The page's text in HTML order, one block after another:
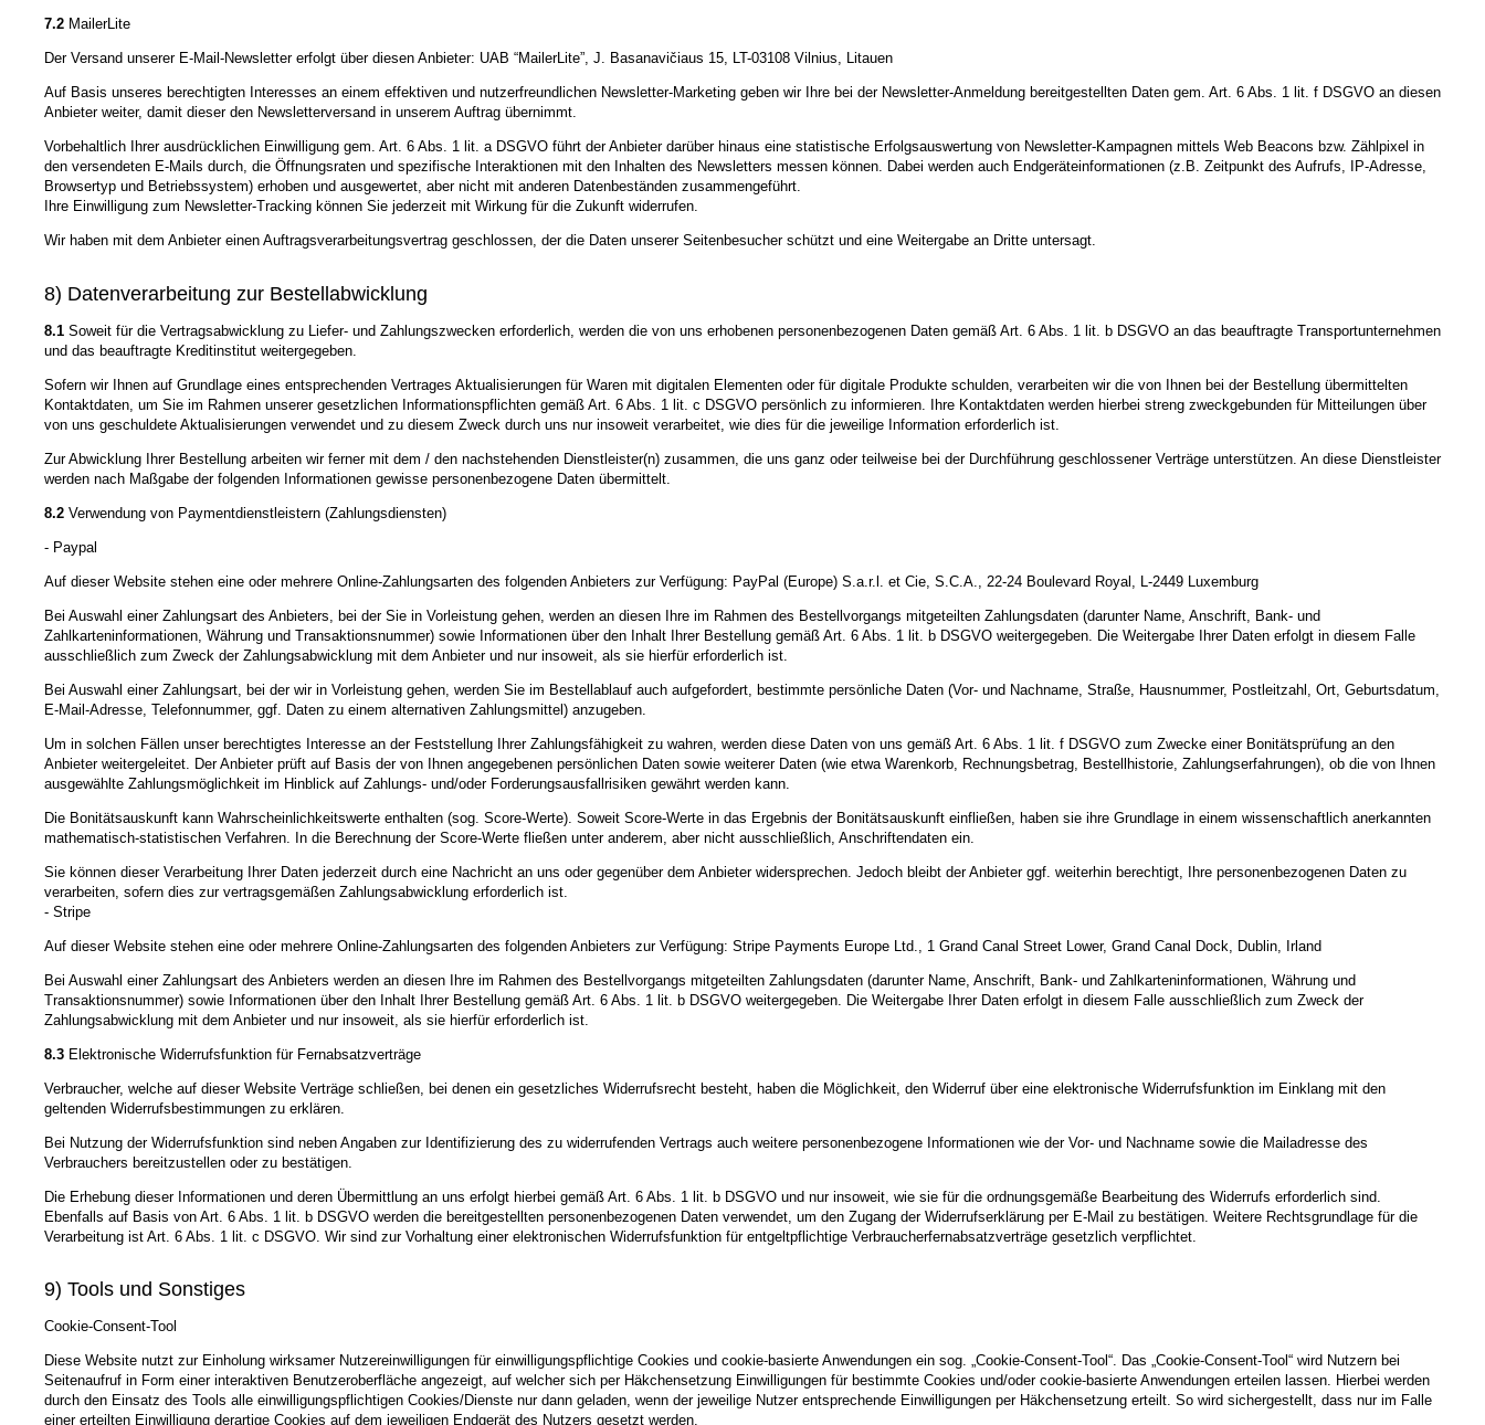
7.2 MailerLite
Der Versand unserer E-Mail-Newsletter erfolgt über diesen Anbieter: UAB “MailerLite”, J. Basanavičiaus 15, LT-03108 Vilnius, Litauen
Auf Basis unseres berechtigten Interesses an einem effektiven und nutzerfreundlichen Newsletter-Marketing geben wir Ihre bei der Newsletter-Anmeldung bereitgestellten Daten gem. Art. 6 Abs. 1 lit. f DSGVO an diesen
Anbieter weiter, damit dieser den Newsletterversand in unserem Auftrag übernimmt.
Vorbehaltlich Ihrer ausdrücklichen Einwilligung gem. Art. 6 Abs. 1 lit. a DSGVO führt der Anbieter darüber hinaus eine statistische Erfolgsauswertung von Newsletter-Kampagnen mittels Web Beacons bzw. Zählpixel in
den versendeten E-Mails durch, die Öffnungsraten und spezifische Interaktionen mit den Inhalten des Newsletters messen können. Dabei werden auch Endgeräteinformationen (z.B. Zeitpunkt des Aufrufs, IP-Adresse,
Browsertyp und Betriebssystem) erhoben und ausgewertet, aber nicht mit anderen Datenbeständen zusammengeführt.
Ihre Einwilligung zum Newsletter-Tracking können Sie jederzeit mit Wirkung für die Zukunft widerrufen.
Wir haben mit dem Anbieter einen Auftragsverarbeitungsvertrag geschlossen, der die Daten unserer Seitenbesucher schützt und eine Weitergabe an Dritte untersagt.
8) Datenverarbeitung zur Bestellabwicklung
8.1 Soweit für die Vertragsabwicklung zu Liefer- und Zahlungszwecken erforderlich, werden die von uns erhobenen personenbezogenen Daten gemäß Art. 6 Abs. 1 lit. b DSGVO an das beauftragte Transportunternehmen
und das beauftragte Kreditinstitut weitergegeben.
Sofern wir Ihnen auf Grundlage eines entsprechenden Vertrages Aktualisierungen für Waren mit digitalen Elementen oder für digitale Produkte schulden, verarbeiten wir die von Ihnen bei der Bestellung übermittelten
Kontaktdaten, um Sie im Rahmen unserer gesetzlichen Informationspflichten gemäß Art. 6 Abs. 1 lit. c DSGVO persönlich zu informieren. Ihre Kontaktdaten werden hierbei streng zweckgebunden für Mitteilungen über
von uns geschuldete Aktualisierungen verwendet und zu diesem Zweck durch uns nur insoweit verarbeitet, wie dies für die jeweilige Information erforderlich ist.
Zur Abwicklung Ihrer Bestellung arbeiten wir ferner mit dem / den nachstehenden Dienstleister(n) zusammen, die uns ganz oder teilweise bei der Durchführung geschlossener Verträge unterstützen. An diese Dienstleister
werden nach Maßgabe der folgenden Informationen gewisse personenbezogene Daten übermittelt.
8.2 Verwendung von Paymentdienstleistern (Zahlungsdiensten)
- Paypal
Auf dieser Website stehen eine oder mehrere Online-Zahlungsarten des folgenden Anbieters zur Verfügung: PayPal (Europe) S.a.r.l. et Cie, S.C.A., 22-24 Boulevard Royal, L-2449 Luxemburg
Bei Auswahl einer Zahlungsart des Anbieters, bei der Sie in Vorleistung gehen, werden an diesen Ihre im Rahmen des Bestellvorgangs mitgeteilten Zahlungsdaten (darunter Name, Anschrift, Bank- und
Zahlkarteninformationen, Währung und Transaktionsnummer) sowie Informationen über den Inhalt Ihrer Bestellung gemäß Art. 6 Abs. 1 lit. b DSGVO weitergegeben. Die Weitergabe Ihrer Daten erfolgt in diesem Falle
ausschließlich zum Zweck der Zahlungsabwicklung mit dem Anbieter und nur insoweit, als sie hierfür erforderlich ist.
Bei Auswahl einer Zahlungsart, bei der wir in Vorleistung gehen, werden Sie im Bestellablauf auch aufgefordert, bestimmte persönliche Daten (Vor- und Nachname, Straße, Hausnummer, Postleitzahl, Ort, Geburtsdatum,
E-Mail-Adresse, Telefonnummer, ggf. Daten zu einem alternativen Zahlungsmittel) anzugeben.
Um in solchen Fällen unser berechtigtes Interesse an der Feststellung Ihrer Zahlungsfähigkeit zu wahren, werden diese Daten von uns gemäß Art. 6 Abs. 1 lit. f DSGVO zum Zwecke einer Bonitätsprüfung an den
Anbieter weitergeleitet. Der Anbieter prüft auf Basis der von Ihnen angegebenen persönlichen Daten sowie weiterer Daten (wie etwa Warenkorb, Rechnungsbetrag, Bestellhistorie, Zahlungserfahrungen), ob die von Ihnen
ausgewählte Zahlungsmöglichkeit im Hinblick auf Zahlungs- und/oder Forderungsausfallrisiken gewährt werden kann.
Die Bonitätsauskunft kann Wahrscheinlichkeitswerte enthalten (sog. Score-Werte). Soweit Score-Werte in das Ergebnis der Bonitätsauskunft einfließen, haben sie ihre Grundlage in einem wissenschaftlich anerkannten
mathematisch-statistischen Verfahren. In die Berechnung der Score-Werte fließen unter anderem, aber nicht ausschließlich, Anschriftendaten ein.
Sie können dieser Verarbeitung Ihrer Daten jederzeit durch eine Nachricht an uns oder gegenüber dem Anbieter widersprechen. Jedoch bleibt der Anbieter ggf. weiterhin berechtigt, Ihre personenbezogenen Daten zu
verarbeiten, sofern dies zur vertragsgemäßen Zahlungsabwicklung erforderlich ist.
- Stripe
Auf dieser Website stehen eine oder mehrere Online-Zahlungsarten des folgenden Anbieters zur Verfügung: Stripe Payments Europe Ltd., 1 Grand Canal Street Lower, Grand Canal Dock, Dublin, Irland
Bei Auswahl einer Zahlungsart des Anbieters werden an diesen Ihre im Rahmen des Bestellvorgangs mitgeteilten Zahlungsdaten (darunter Name, Anschrift, Bank- und Zahlkarteninformationen, Währung und
Transaktionsnummer) sowie Informationen über den Inhalt Ihrer Bestellung gemäß Art. 6 Abs. 1 lit. b DSGVO weitergegeben. Die Weitergabe Ihrer Daten erfolgt in diesem Falle ausschließlich zum Zweck der
Zahlungsabwicklung mit dem Anbieter und nur insoweit, als sie hierfür erforderlich ist.
8.3 Elektronische Widerrufsfunktion für Fernabsatzverträge
Verbraucher, welche auf dieser Website Verträge schließen, bei denen ein gesetzliches Widerrufsrecht besteht, haben die Möglichkeit, den Widerruf über eine elektronische Widerrufsfunktion im Einklang mit den
geltenden Widerrufsbestimmungen zu erklären.
Bei Nutzung der Widerrufsfunktion sind neben Angaben zur Identifizierung des zu widerrufenden Vertrags auch weitere personenbezogene Informationen wie der Vor- und Nachname sowie die Mailadresse des
Verbrauchers bereitzustellen oder zu bestätigen.
Die Erhebung dieser Informationen und deren Übermittlung an uns erfolgt hierbei gemäß Art. 6 Abs. 1 lit. b DSGVO und nur insoweit, wie sie für die ordnungsgemäße Bearbeitung des Widerrufs erforderlich sind.
Ebenfalls auf Basis von Art. 6 Abs. 1 lit. b DSGVO werden die bereitgestellten personenbezogenen Daten verwendet, um den Zugang der Widerrufserklärung per E-Mail zu bestätigen. Weitere Rechtsgrundlage für die
Verarbeitung ist Art. 6 Abs. 1 lit. c DSGVO. Wir sind zur Vorhaltung einer elektronischen Widerrufsfunktion für entgeltpflichtige Verbraucherfernabsatzverträge gesetzlich verpflichtet.
9) Tools und Sonstiges
Cookie-Consent-Tool
Diese Website nutzt zur Einholung wirksamer Nutzereinwilligungen für einwilligungspflichtige Cookies und cookie-basierte Anwendungen ein sog. „Cookie-Consent-Tool“. Das „Cookie-Consent-Tool“ wird Nutzern bei
Seitenaufruf in Form einer interaktiven Benutzeroberfläche angezeigt, auf welcher sich per Häkchensetzung Einwilligungen für bestimmte Cookies und/oder cookie-basierte Anwendungen erteilen lassen. Hierbei werden
durch den Einsatz des Tools alle einwilligungspflichtigen Cookies/Dienste nur dann geladen, wenn der jeweilige Nutzer entsprechende Einwilligungen per Häkchensetzung erteilt. So wird sichergestellt, dass nur im Falle
einer erteilten Einwilligung derartige Cookies auf dem jeweiligen Endgerät des Nutzers gesetzt werden.